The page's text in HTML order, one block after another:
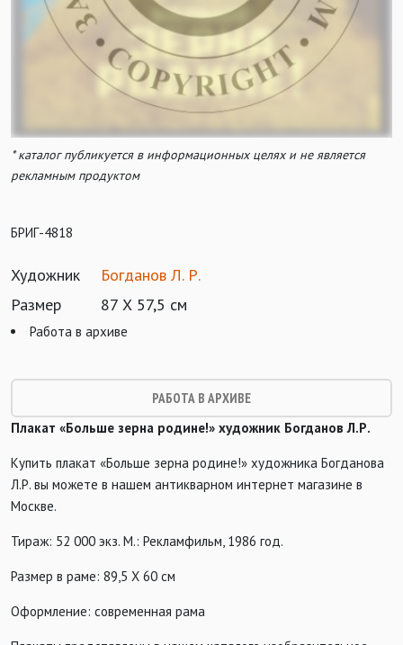
* каталог публикуется в информационных целях и не является
рекламным продуктом
БРИГ-4818
Художник
Богданов Л. Р.
Размер
87 Х 57,5 см
Работа в архиве
РАБОТА В АРХИВЕ
Плакат «Больше зерна родине!» художник Богданов Л.Р.
Купить плакат «Больше зерна родине!» художника Богданова
Л.Р. вы можете в нашем антикварном интернет магазине в
Москве.
Тираж: 52 000 экз. М.: Рекламфильм, 1986 год.
Размер в раме: 89,5 Х 60 см
Оформление: современная рама